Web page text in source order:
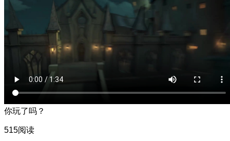
你玩了吗？
515阅读